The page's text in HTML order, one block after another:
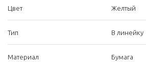
Цвет Желтый
Тип В линейку
Материал Бумага